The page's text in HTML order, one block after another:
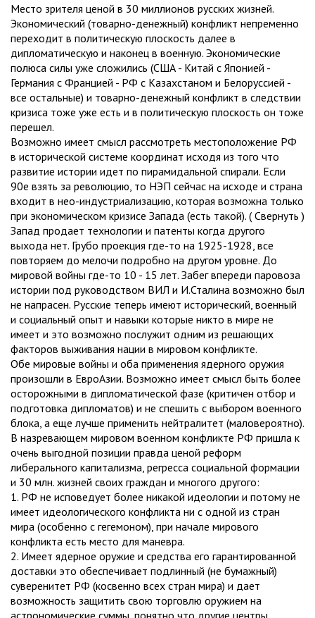
Место зрителя ценой в 30 миллионов русских жизней.
Экономический (товарно-денежный) конфликт непременно
переходит в политическую плоскость далее в
дипломатическую и наконец в военную. Экономические
полюса силы уже сложились (США - Китай с Японией -
Германия с Францией - РФ с Казахстаном и Белоруссией -
все остальные) и товарно-денежный конфликт в следствии
кризиса тоже уже есть и в политическую плоскость он тоже
перешел.
Возможно имеет смысл рассмотреть местоположение РФ
в исторической системе координат исходя из того что
развитие истории идет по пирамидальной спирали. Если
90е взять за революцию, то НЭП сейчас на исходе и страна
входит в нео-индустриализацию, которая возможна только
при экономическом кризисе Запада (есть такой). ( Свернуть )
Запад продает технологии и патенты когда другого
выхода нет. Грубо проекция где-то на 1925-1928, все
повторяем до мелочи подробно на другом уровне. До
мировой войны где-то 10 - 15 лет. Забег впереди паровоза
истории под руководством ВИЛ и И.Сталина возможно был
не напрасен. Русские теперь имеют исторический, военный
и социальный опыт и навыки которые никто в мире не
имеет и это возможно послужит одним из решающих
факторов выживания нации в мировом конфликте.
Обе мировые войны и оба применения ядерного оружия
произошли в ЕвроАзии. Возможно имеет смысл быть более
осторожными в дипломатической фазе (критичен отбор и
подготовка дипломатов) и не спешить с выбором военного
блока, а еще лучше применить нейтралитет (маловероятно).
В назревающем мировом военном конфликте РФ пришла к
очень выгодной позиции правда ценой реформ
либерального капитализма, регресса социальной формации
и 30 млн. жизней своих граждан и многого другого:
1. РФ не исповедует более никакой идеологии и потому не
имеет идеологического конфликта ни с одной из стран
мира (особенно с гегемоном), при начале мирового
конфликта есть место для маневра.
2. Имеет ядерное оружие и средства его гарантированной
доставки это обеспечивает подлинный (не бумажный)
суверенитет РФ (косвенно всех стран мира) и дает
возможность защитить свою торговлю оружием на
астрономические суммы, понятно что другие центры